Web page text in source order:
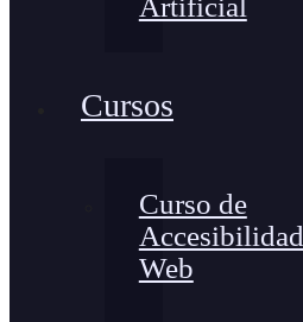
Artificial
Cursos
Curso de
Accesibilidad
Web